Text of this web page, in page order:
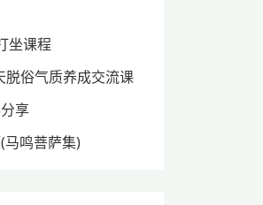
坐课程
脱俗气质养成交流课
享
马鸣菩萨集)